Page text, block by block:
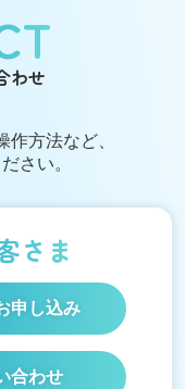
わせ
作方法など、
さい。
さま
申し込み
合わせ